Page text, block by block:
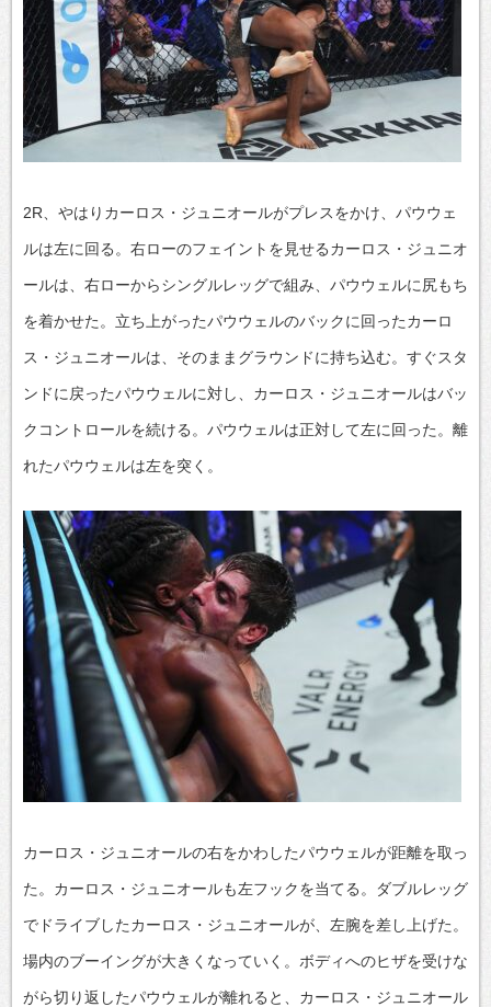
2R、やはりカーロス・ジュニオールがプレスをかけ、パウウェ
ルは左に回る。右ローのフェイントを見せるカーロス・ジュニオ
ールは、右ローからシングルレッグで組み、パウウェルに尻もち
を着かせた。立ち上がったパウウェルのバックに回ったカーロ
ス・ジュニオールは、そのままグラウンドに持ち込む。すぐスタ
ンドに戻ったパウウェルに対し、カーロス・ジュニオールはバッ
クコントロールを続ける。パウウェルは正対して左に回った。離
れたパウウェルは左を突く。
カーロス・ジュニオールの右をかわしたパウウェルが距離を取っ
た。カーロス・ジュニオールも左フックを当てる。ダブルレッグ
でドライブしたカーロス・ジュニオールが、左腕を差し上げた。
場内のブーイングが大きくなっていく。ボディへのヒザを受けな
がら切り返したパウウェルが離れると、カーロス・ジュニオール